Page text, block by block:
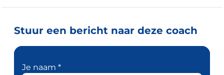
Stuur een bericht naar deze coach
Je naam *